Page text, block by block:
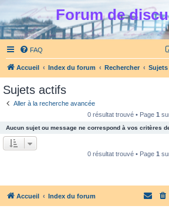
Forum de
FAQ
Accueil Index du forum Rechercher
Sujets actifs
Aller à la recherche avancée
0 résultat trouvé • Page 1
Aucun sujet ou message ne correspond à vos critères
0 résultat trouvé • Page 1
Accueil Index du forum